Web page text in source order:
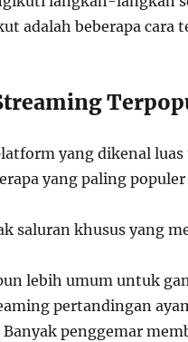
adalah beberapa
yang dikenal
yang paling
saluran khusus yang
lebih umum untuk
pertandingan
Banyak penggemar